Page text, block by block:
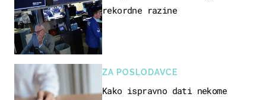
rekordne razine
ZA POSLODAVCE
Kako ispravno dati nekome